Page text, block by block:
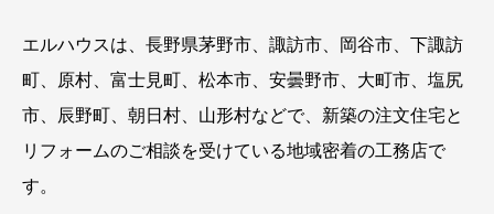
エルハウスは、長野県茅野市、諏訪市、岡谷市、下諏訪
町、原村、富士見町、松本市、安曇野市、大町市、塩尻
市、辰野町、朝日村、山形村などで、新築の注文住宅と
リフォームのご相談を受けている地域密着の工務店で
す。